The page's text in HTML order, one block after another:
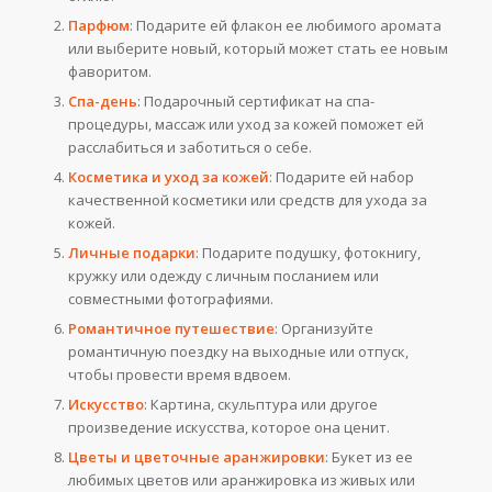
Парфюм: Подарите ей флакон ее любимого аромата
или выберите новый, который может стать ее новым
фаворитом.
Спа-день: Подарочный сертификат на спа-
процедуры, массаж или уход за кожей поможет ей
расслабиться и заботиться о себе.
Косметика и уход за кожей: Подарите ей набор
качественной косметики или средств для ухода за
кожей.
Личные подарки: Подарите подушку, фотокнигу,
кружку или одежду с личным посланием или
совместными фотографиями.
Романтичное путешествие: Организуйте
романтичную поездку на выходные или отпуск,
чтобы провести время вдвоем.
Искусство: Картина, скульптура или другое
произведение искусства, которое она ценит.
Цветы и цветочные аранжировки: Букет из ее
любимых цветов или аранжировка из живых или